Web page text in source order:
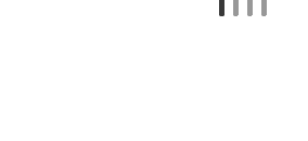
Физика и информатика –